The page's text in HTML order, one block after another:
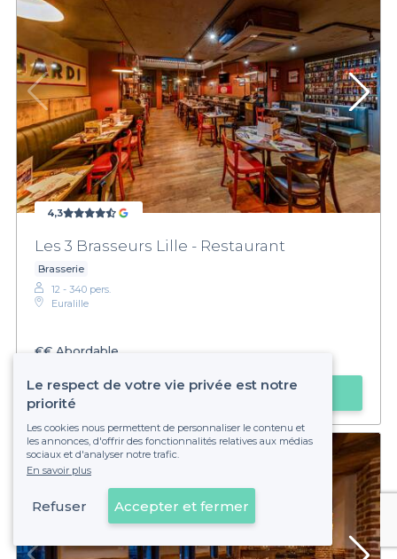
4,3
Les 3 Brasseurs Lille - Restaurant
Brasserie
12 - 340 pers.
Euralille
€€ Abordable
Faire une demande
Voir sur la carte
Le respect de votre vie privée est notre
priorité
Les cookies nous permettent de personnaliser le contenu et
les annonces, d'offrir des fonctionnalités relatives aux médias
sociaux et d'analyser notre trafic.
En savoir plus
Refuser Accepter et fermer